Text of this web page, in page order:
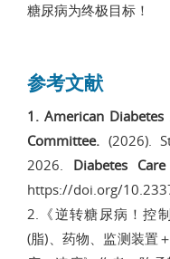
糖尿病为终极目标！
参考文献
1. American
Committee. (2026).
2026. Diabetes Care
https://doi.org/
2.《逆转糖尿病！控
(脂)、药物、监测装置